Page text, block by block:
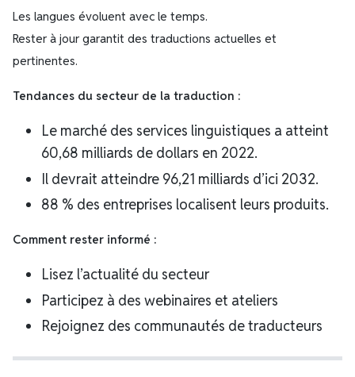
Les langues évoluent avec le temps.
Rester à jour garantit des traductions actuelles et
pertinentes.
Tendances du secteur de la traduction :
Le marché des services linguistiques a atteint
60,68 milliards de dollars en 2022.
Il devrait atteindre 96,21 milliards d’ici 2032.
88 % des entreprises localisent leurs produits.
Comment rester informé :
Lisez l’actualité du secteur
Participez à des webinaires et ateliers
Rejoignez des communautés de traducteurs